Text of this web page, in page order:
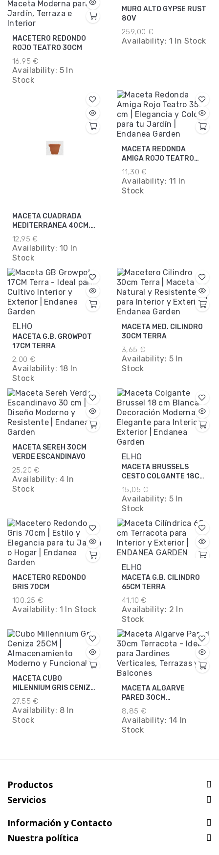
MACETERO REDONDO
ROJO TEATRO 30CM
16,95 €
Availability: 5 In
Stock
MURO ALTO GYPSE RUST
80V
259,00 €
Availability: 1 In Stock
MACETA CUADRADA
MEDITERRANEA 40CM.
TIERRA
12,95 €
Availability: 10 In
Stock
MACETA REDONDA
AMIGA ROJO TEATRO
35CM
11,30 €
Availability: 11 In
Stock
ELHO
MACETA G.B. GROWPOT
17CM TERRA
2,00 €
Availability: 18 In
Stock
MACETA MED. CILINDRO
30CM TERRA
3,65 €
Availability: 5 In
Stock
MACETA SEREH 30CM
VERDE ESCANDINAVO
25,20 €
Availability: 4 In
Stock
ELHO
MACETA BRUSSELS
CESTO COLGANTE 18CM
BLANCO
15,05 €
Availability: 5 In
Stock
MACETERO REDONDO
GRIS 70CM
100,25 €
Availability: 1 In Stock
ELHO
MACETA G.B. CILINDRO
65CM TERRA
41,10 €
Availability: 2 In
Stock
MACETA CUBO
MILENNIUM GRIS CENIZA
25CM
27,55 €
Availability: 8 In
Stock
MACETA ALGARVE
PARED 30CM
TERRACOTA
8,85 €
Availability: 14 In
Stock
Productos
Servicios
Información y Contacto
Nuestra política